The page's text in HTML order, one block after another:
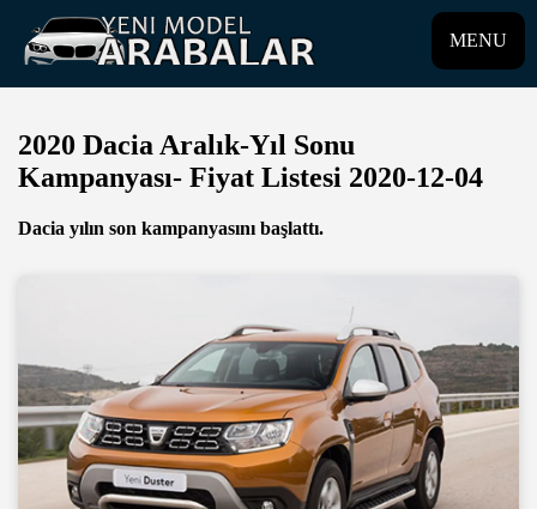
MENU
2020 Dacia Aralık-Yıl Sonu
Kampanyası- Fiyat Listesi 2020-12-04
Dacia yılın son kampanyasını başlattı.